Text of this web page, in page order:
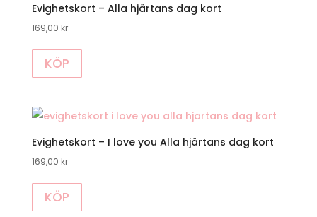
Evighetskort – Alla hjärtans dag kort
169,00 kr
KÖP
Evighetskort – I love you Alla hjärtans dag kort
169,00 kr
KÖP